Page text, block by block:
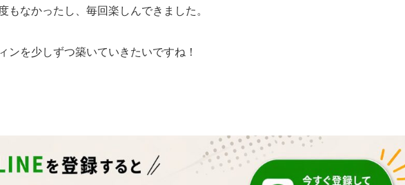
なかったし、毎回楽しんできました。
ンを少しずつ築いていきたいですね！